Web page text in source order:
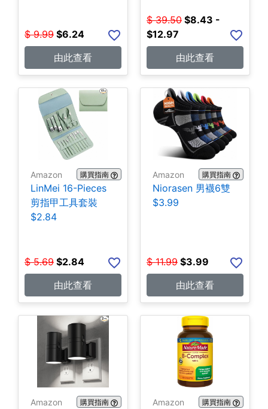
$ 9.99 $6.24
由此查看
$ 39.50 $8.43 -
$12.97
由此查看
Amazon 購買指南
LinMei 16-Pieces
剪指甲工具套裝
$2.84
$ 5.69 $2.84
由此查看
Amazon 購買指南
Niorasen 男襪6雙
$3.99
$ 11.99 $3.99
由此查看
Amazon 購買指南 Amazon 購買指南